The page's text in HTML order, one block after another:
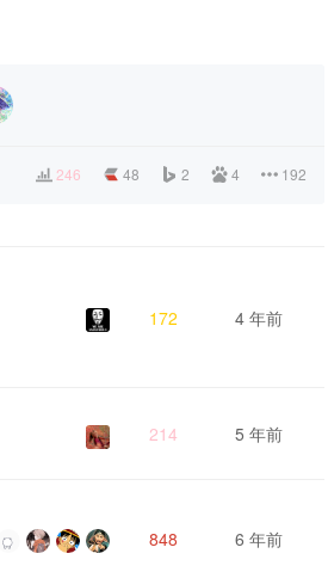
246 48 2 4 192
172 4 年前
214 5 年前
848 6 年前